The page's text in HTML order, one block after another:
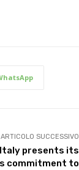
ARTICOLO SUCCESSIVO
presents its
commitment to